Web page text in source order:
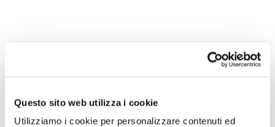
Questo sito web utilizza i cookie
Utilizziamo i cookie per personalizzare contenuti ed